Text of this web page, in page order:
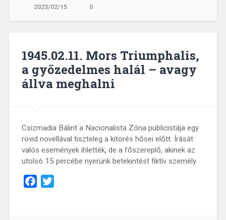
2023/02/15 0
1945.02.11. Mors Triumphalis,
a győzedelmes halál – avagy
állva meghalni
Csizmadia Bálint a Nacionalista Zóna publicistája egy
rövid novellával tiszteleg a kitörés hősei előtt. Írását
valós események ihlették, de a főszereplő, akinek az
utolsó 15 percébe nyerünk betekintést fiktív személy.
Facebook